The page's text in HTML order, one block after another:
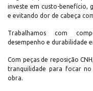
investe em custo-benefício,
e evitando dor de cabeça
Trabalhamos com
desempenho e durabilidade
Com peças de reposição
tranquilidade para focar
obra.